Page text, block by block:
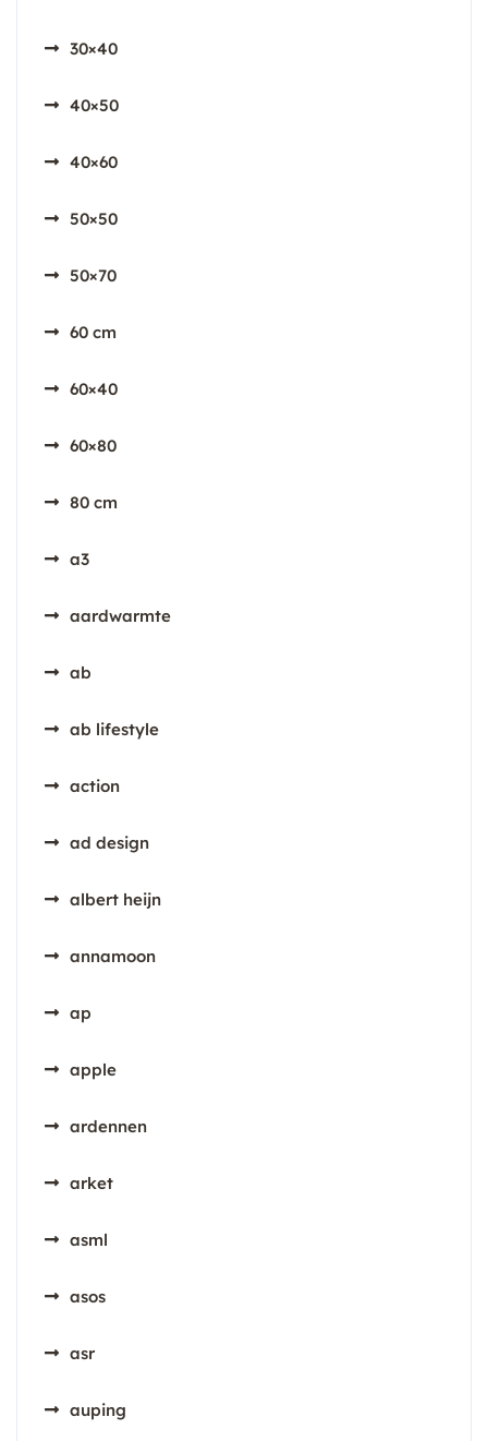
30×40
40×50
40×60
50×50
50×70
60 cm
60×40
60×80
80 cm
a3
aardwarmte
ab
ab lifestyle
action
ad design
albert heijn
annamoon
ap
apple
ardennen
arket
asml
asos
asr
auping